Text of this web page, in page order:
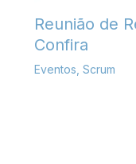
Reunião de
Confira
Eventos, Scrum